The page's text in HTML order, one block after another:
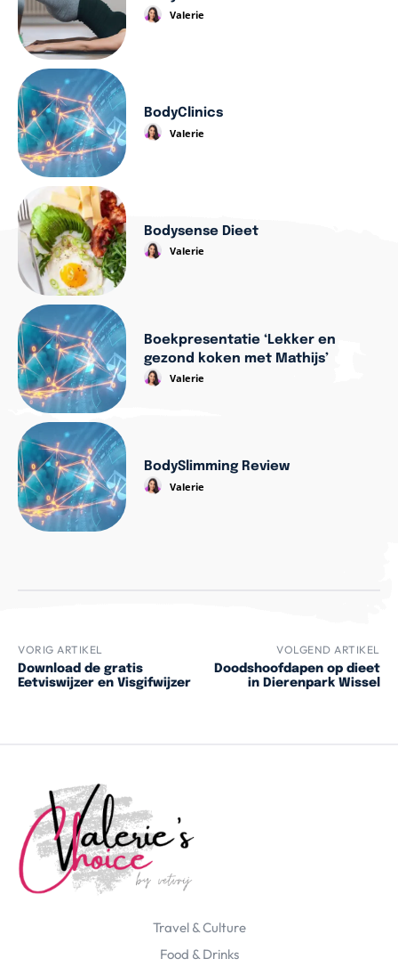
Valerie
BodyClinics
Valerie
Bodysense Dieet
Valerie
Boekpresentatie ‘Lekker en
gezond koken met Mathijs’
Valerie
BodySlimming Review
Valerie
VORIG ARTIKEL
Download de gratis
Eetviswijzer en Visgifwijzer
VOLGEND ARTIKEL
Doodshoofdapen op dieet
in Dierenpark Wissel
Travel & Culture
Food & Drinks